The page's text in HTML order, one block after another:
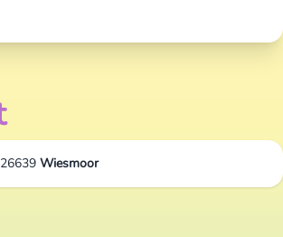
Wiesmoor